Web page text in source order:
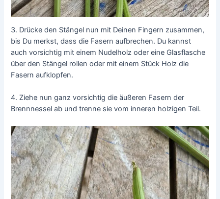
3. Drücke den Stängel nun mit Deinen Fingern zusammen,
bis Du merkst, dass die Fasern aufbrechen. Du kannst
auch vorsichtig mit einem Nudelholz oder eine Glasflasche
über den Stängel rollen oder mit einem Stück Holz die
Fasern aufklopfen.
4. Ziehe nun ganz vorsichtig die äußeren Fasern der
Brennnessel ab und trenne sie vom inneren holzigen Teil.